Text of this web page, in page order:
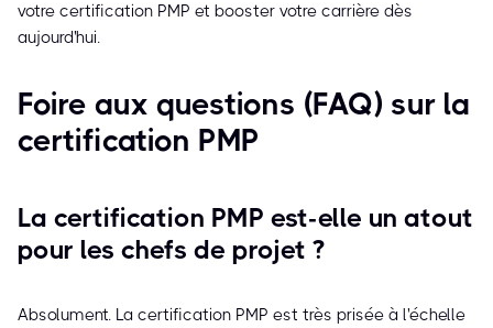
votre certification PMP et booster votre carrière dès
aujourd'hui.
Foire aux questions (FAQ) sur la
certification PMP
La certification PMP est-elle un atout
pour les chefs de projet ?
Absolument. La certification PMP est très prisée à l'échelle